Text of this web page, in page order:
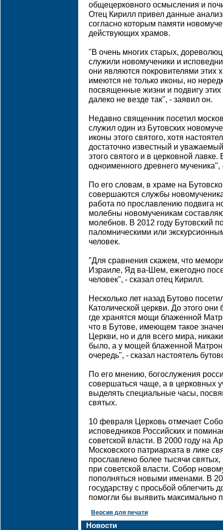
общецерковного осмысления и
Отец Кирилл привел данные
согласно которым памяти
действующих храмов.
"В очень многих старых,
служили новомученики и
они являются покровителями этих
имеются не только иконы, но
посвященные жизни и подвигу
далеко не везде так", - заявил он.
Недавно священник посетил
служил один из Бутовских
иконы этого святого, хотя
достаточно известный и
этого святого и в церковной
одноименного древнего
По его словам, в храме на
совершаются службы
работа по прославлению подвига
молебны новомученикам
молебнов. В 2012 году Бутовский
паломническими или
человек.
"Для сравнения скажем, что
Израиле, Яд ва-Шем, ежегодно
человек", - сказал отец Кирилл.
Несколько лет назад Бутово
Католической церкви. До этого
где хранятся мощи блаженной
что в Бутове, имеющем такое
Церкви, но и для всего мира,
было, а у мощей блаженной
очередь", - сказал настоятель
По его мнению, богослужения
совершаться чаще, а в церковных
выделять специальные часы,
святых.
10 февраля Церковь отмечает
исповедников Российских и
советской власти. В 2000 году на
Московского патриархата в лике
прославлено более тысячи
при советской власти. Собор
пополняться новыми именами. В
государству с просьбой облегчить
помогли бы выявить максимально
Версия для печати
Новости